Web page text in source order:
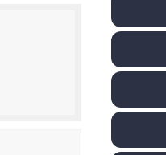
individual en WWE
de la AUSL
- Miquel Travé
de los